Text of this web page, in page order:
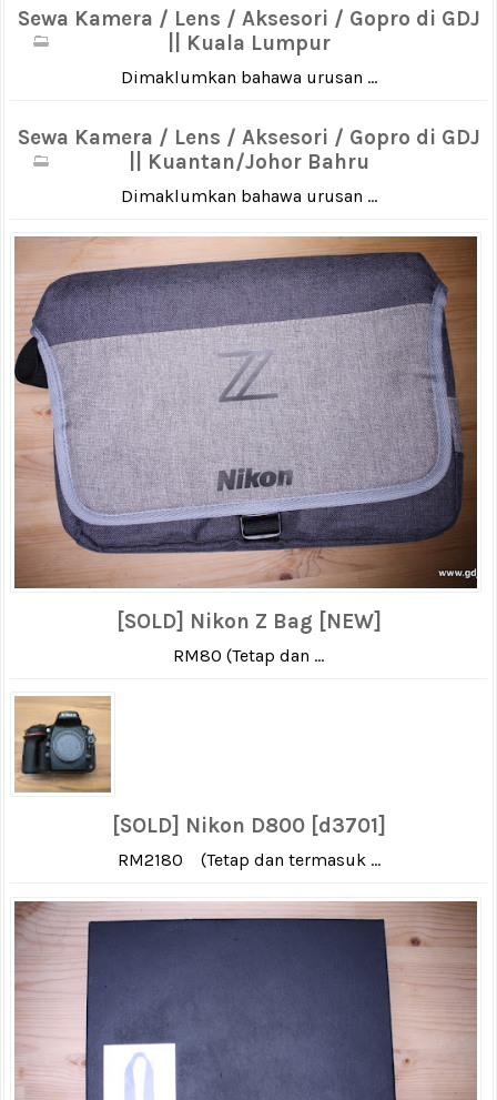
Sewa Kamera / Lens / Aksesori / Gopro di GDJ
|| Kuala Lumpur
Dimaklumkan bahawa urusan ...
Sewa Kamera / Lens / Aksesori / Gopro di GDJ
|| Kuantan/Johor Bahru
Dimaklumkan bahawa urusan ...
[SOLD] Nikon Z Bag [NEW]
RM80 (Tetap dan ...
[SOLD] Nikon D800 [d3701]
RM2180 (Tetap dan termasuk ...